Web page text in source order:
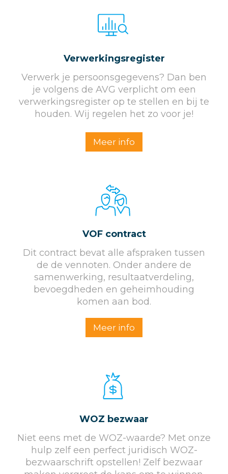
Verwerkings­register
Verwerk je persoonsgegevens? Dan ben
je volgens de AVG verplicht om een
verwerkingsregister op te stellen en bij te
houden. Wij regelen het zo voor je!
Meer info
VOF contract
Dit contract bevat alle afspraken tussen
de de vennoten. Onder andere de
samenwerking, resultaatverdeling,
bevoegdheden en geheimhouding
komen aan bod.
Meer info
WOZ bezwaar
Niet eens met de WOZ-waarde? Met onze
hulp zelf een perfect juridisch WOZ-
bezwaarschrift opstellen! Zelf bezwaar